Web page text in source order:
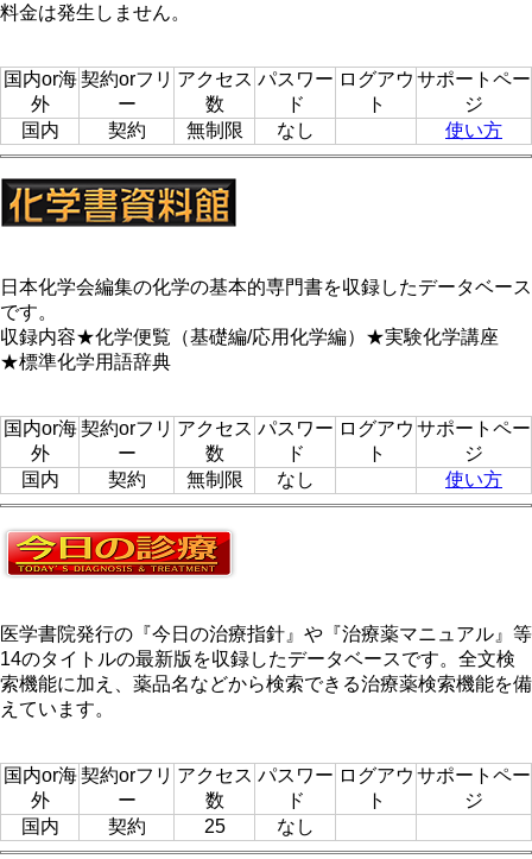
料金は発生しません。
国内or海
外
契約orフリ
ー
アクセス
数
パスワー
ド
ログアウ
ト
サポートペー
ジ
国内
契約 無制限 なし 使い方
日本化学会編集の化学の基本的専門書を収録したデータベース
です。
収録内容★化学便覧（基礎編/応用化学編）★実験化学講座
★標準化学用語辞典
国内or海
外
契約orフリ
ー
アクセス
数
パスワー
ド
ログアウ
ト
サポートペー
ジ
国内
契約 無制限 なし 使い方
医学書院発行の『今日の治療指針』や『治療薬マニュアル』等
14のタイトルの最新版を収録したデータベースです。全文検
索機能に加え、薬品名などから検索できる治療薬検索機能を備
えています。
国内or海
外
契約orフリ
ー
アクセス
数
パスワー
ド
ログアウ
ト
サポートペー
ジ
国内
契約 25 なし